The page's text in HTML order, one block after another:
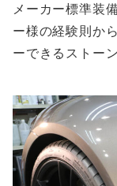
メーカー標準装
ー様の経験則か
ーできるストー